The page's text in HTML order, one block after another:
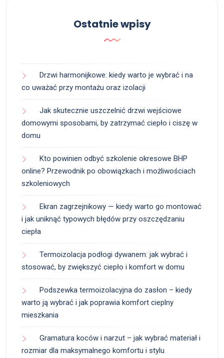
Ostatnie wpisy
Drzwi harmonijkowe: kiedy warto je wybrać i na
co uważać przy montażu oraz izolacji
Jak skutecznie uszczelnić drzwi wejściowe
domowymi sposobami, by zatrzymać ciepło i ciszę w
domu
Kto powinien odbyć szkolenie okresowe BHP
online? Przewodnik po obowiązkach i możliwościach
szkoleniowych
Ekran zagrzejnikowy — kiedy warto go montować
i jak uniknąć typowych błędów przy oszczędzaniu
ciepła
Termoizolacja podłogi dywanem: jak wybrać i
stosować, by zwiększyć ciepło i komfort w domu
Podszewka termoizolacyjna do zasłon – kiedy
warto ją wybrać i jak poprawia komfort cieplny
mieszkania
Gramatura koców i narzut – jak wybrać materiał i
rozmiar dla maksymalnego komfortu i stylu